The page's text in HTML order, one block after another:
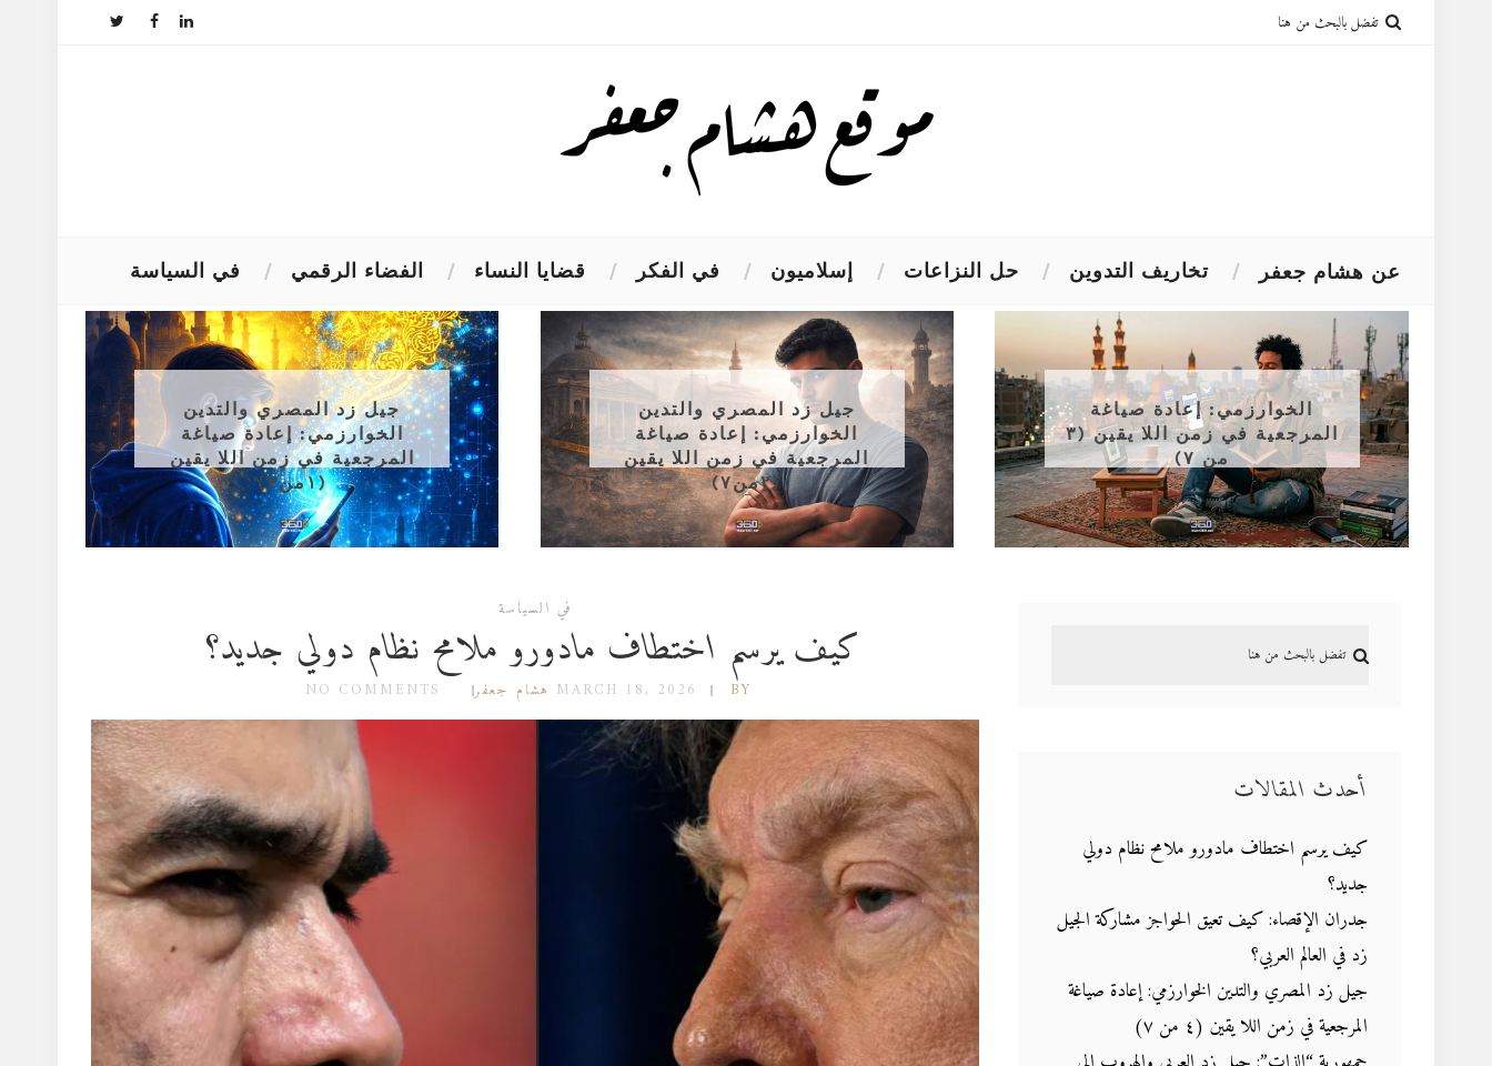
في السياسة الفضاء الرقمي قضايا النساء في الفكر إسلاميون حل النزاعات تخاريف التدوين عن هشام جعفر
جيل زد المصري والتدين
الخوارزمي: إعادة صياغة
المرجعية في زمن اللا يقين
(١من٧)
جيل زد المصري والتدين
الخوارزمي: إعادة صياغة
المرجعية في زمن اللا يقين
(٢من٧)
الخوارزمي: إعادة صياغة
المرجعية في زمن اللا يقين (٣
من ٧)
في السياسة
كيف يرسم اختطاف مادورو ملامح نظام دولي جديد؟
MARCH 18, 2026 BY هشام جعفر NO COMMENTS
أحدث المقالات
كيف يرسم اختطاف مادورو ملامح نظام دولي
جديد؟
جدران الإقصاء: كيف تعيق الحواجز مشاركة الجيل
زد في العالم العربي؟
جيل زد المصري والتدين الخوارزمي: إعادة صياغة
المرجعية في زمن اللا يقين (٤ من ٧)